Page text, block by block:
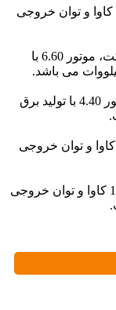
دیزل ژنراتور 1-TG4.244 با تولید برق 60 کاوا و توان خروجی
یکی از پرکاربردترین دیزل های این شرکت، موتور 6.60 با
یکی از انواع موتور های این شرکت، موتور 4.40 با تولید برق
دیزل ژنراتور TGE6.60 با تولید برق 110 کاوا و توان خروجی
دیزل ژنراتور TAGE6.60 با تولید برق 140 کاوا و توان خروجی